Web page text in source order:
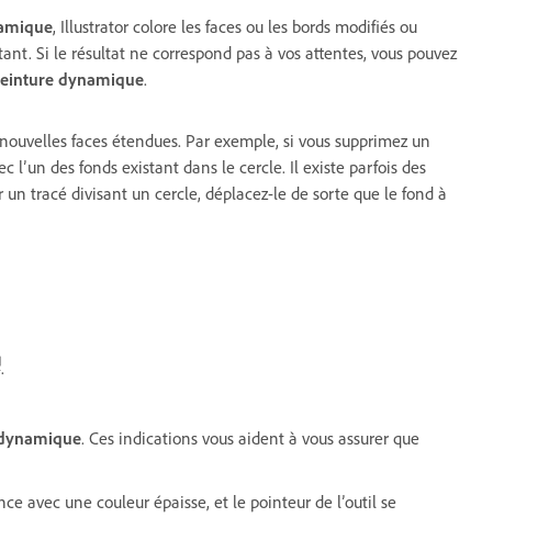
, Illustrator colore les faces ou les bords modifiés ou
Si le résultat ne correspond pas à vos attentes, vous pouvez
dynamique.
faces étendues. Par exemple, si vous supprimez un
l’un des fonds existant dans le cercle. Il existe parfois des
tracé divisant un cercle, déplacez-le de sorte que le fond à
.
. Ces indications vous aident à vous assurer que
avec une couleur épaisse, et le pointeur de l’outil se